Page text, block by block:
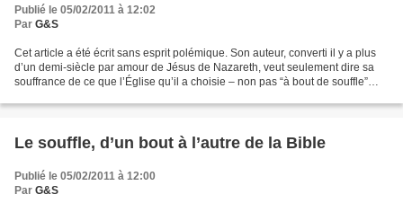
Publié le 05/02/2011 à 12:02
Par G&S
Cet article a été écrit sans esprit polémique. Son auteur, converti il y a plus
d’un demi-siècle par amour de Jésus de Nazareth, veut seulement dire sa
souffrance de ce que l’Église qu’il a choisie – non pas “à bout de souffle”
Le souffle, d’un bout à l’autre de la Bible
Publié le 05/02/2011 à 12:00
Par G&S